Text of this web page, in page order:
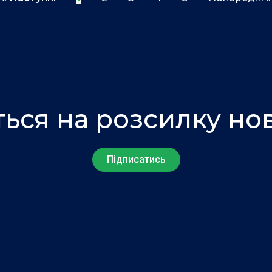
на розсилку
Підписатись